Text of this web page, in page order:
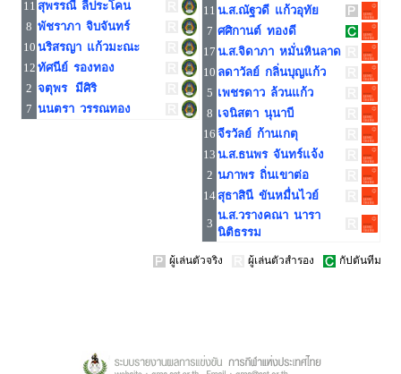
11 สุพรรณี ลีประโคน
8 พัชราภา จิบจันทร์
10 นริสรญา แก้วมะณะ
12 ทัศนีย์ รองทอง
2 จตุพร มีศิริ
7 นนตรา วรรณทอง
11 น.ส.ณัฐวดี แก้วอุทัย
7 ศศิกานต์ ทองดี
17 น.ส.จิดาภา หมั่นหินลาด
10 ลดาวัลย์ กลิ่นบุญแก้ว
5 เพชรดาว ล้วนแก้ว
8 เจนิสตา นุนาบี
16 จีรวัลย์ ก้านเกตุ
13 น.ส.ธนพร จันทร์แจ้ง
2 นภาพร ถิ่นเขาต่อ
14สุธาสินี ขันหมื่นไวย์
3
น.ส.วรางคณา นารา
นิติธรรม
ผู้เล่นตัวจริง ผู้เล่นตัวสำรอง กัปตันทีม